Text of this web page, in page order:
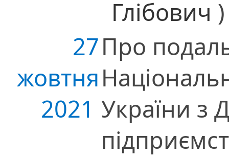
Глібович )
27
жовтня
2021
Про
України з